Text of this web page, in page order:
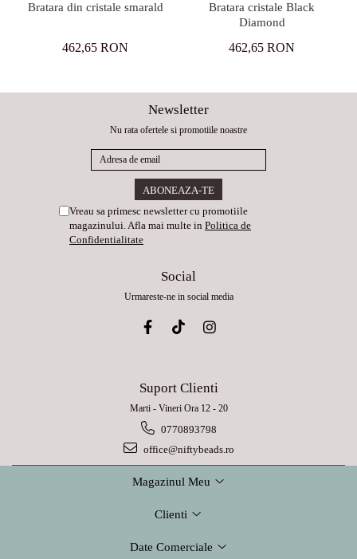
Bratara din cristale smarald
462,65 RON
Bratara cristale Black
Diamond
462,65 RON
Newsletter
Nu rata ofertele si promotiile noastre
Vreau sa primesc newsletter cu promotiile
magazinului. Afla mai multe in Politica de
Confidentialitate
Social
Urmareste-ne in social media
Suport Clienti
Marti - Vineri Ora 12 - 20
0770893798
office@niftybeads.ro
Magazinul Meu
Clienti
Date Comerciale